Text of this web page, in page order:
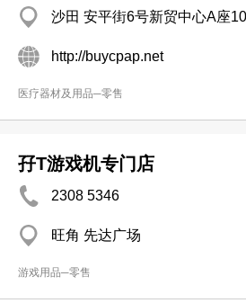
沙田 安平街6号新贸中心A座
http://buycpap.net
医疗器材及用品─零售
孖T游戏机专门店
2308 5346
旺角 先达广场
游戏用品─零售